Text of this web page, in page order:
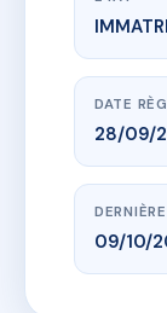
r moiDATE
28/09/
09/10/